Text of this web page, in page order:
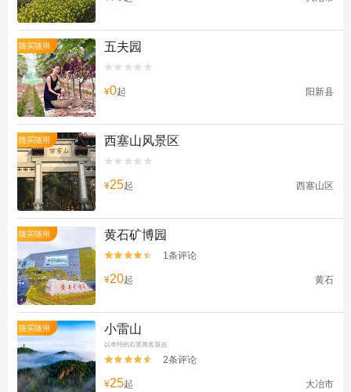
随买随用 五夫园


¥0起 阳新县
随买随用 西塞山风景区


¥25起 西塞山区
随买随用 黄石矿博园

 1条评论
¥20起 黄石
随买随用 小雷山
以奇特的石景闻名遐迩

 2条评论
¥25起 大冶市